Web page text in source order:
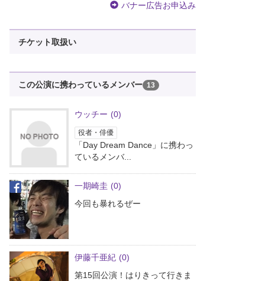
バナー広告お申込み
チケット取扱い
この公演に携わっているメンバー 13
ウッチー (0)
役者・俳優
「Day Dream Dance」に携わっ
ているメンバ...
一期崎圭 (0)
今回も暴れるぜー
伊藤千亜紀 (0)
第15回公演！はりきって行きま